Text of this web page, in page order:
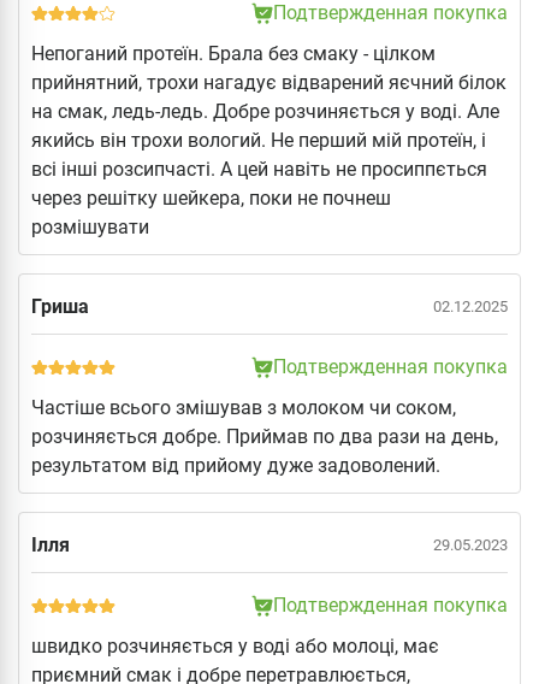
Подтвержденная покупка
Непоганий протеїн. Брала без смаку - цілком
прийнятний, трохи нагадує відварений яєчний білок
на смак, ледь-ледь. Добре розчиняється у воді. Але
якийсь він трохи вологий. Не перший мій протеїн, і
всі інші розсипчасті. А цей навіть не просиппється
через решітку шейкера, поки не почнеш
розмішувати
Гриша 02.12.2025
Подтвержденная покупка
Частіше всього змішував з молоком чи соком,
розчиняється добре. Приймав по два рази на день,
результатом від прийому дуже задоволений.
Ілля 29.05.2023
Подтвержденная покупка
швидко розчиняється у воді або молоці, має
приємний смак і добре перетравлюється,